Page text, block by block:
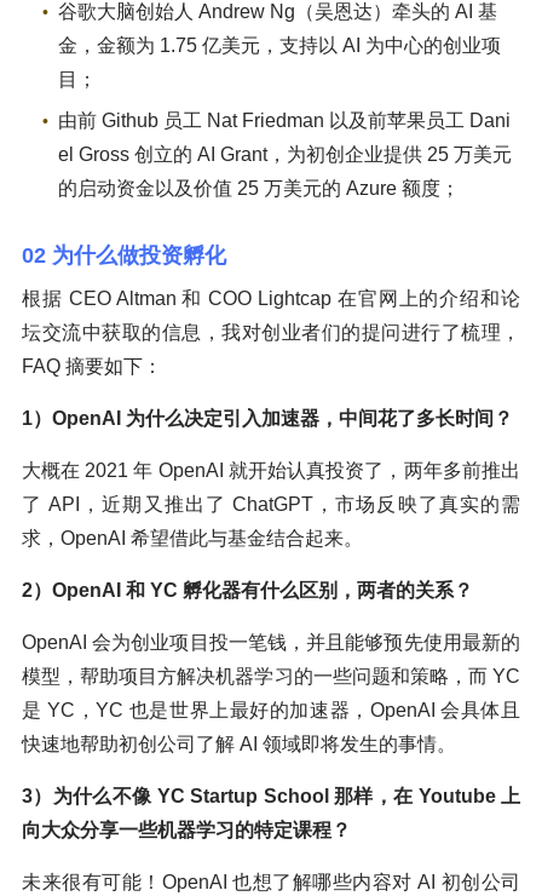
谷歌大脑创始人 Andrew Ng（吴恩达）牵头的 AI 基
金，金额为 1.75 亿美元，支持以 AI 为中心的创业项
目；
由前 Github 员工 Nat Friedman 以及前苹果员工 Dani
el Gross 创立的 AI Grant，为初创企业提供 25 万美元
的启动资金以及价值 25 万美元的 Azure 额度；
02 为什么做投资孵化
根据 CEO Altman 和 COO Lightcap 在官网上的介绍和论
坛交流中获取的信息，我对创业者们的提问进行了梳理，
FAQ 摘要如下：
1）OpenAI 为什么决定引入加速器，中间花了多长时间？
大概在 2021 年 OpenAI 就开始认真投资了，两年多前推出
了 API，近期又推出了 ChatGPT，市场反映了真实的需
求，OpenAI 希望借此与基金结合起来。
2）OpenAI 和 YC 孵化器有什么区别，两者的关系？
OpenAI 会为创业项目投一笔钱，并且能够预先使用最新的
模型，帮助项目方解决机器学习的一些问题和策略，而 YC
是 YC，YC 也是世界上最好的加速器，OpenAI 会具体且
快速地帮助初创公司了解 AI 领域即将发生的事情。
3）为什么不像 YC Startup School 那样，在 Youtube 上
向大众分享一些机器学习的特定课程？
未来很有可能！OpenAI 也想了解哪些内容对 AI 初创公司